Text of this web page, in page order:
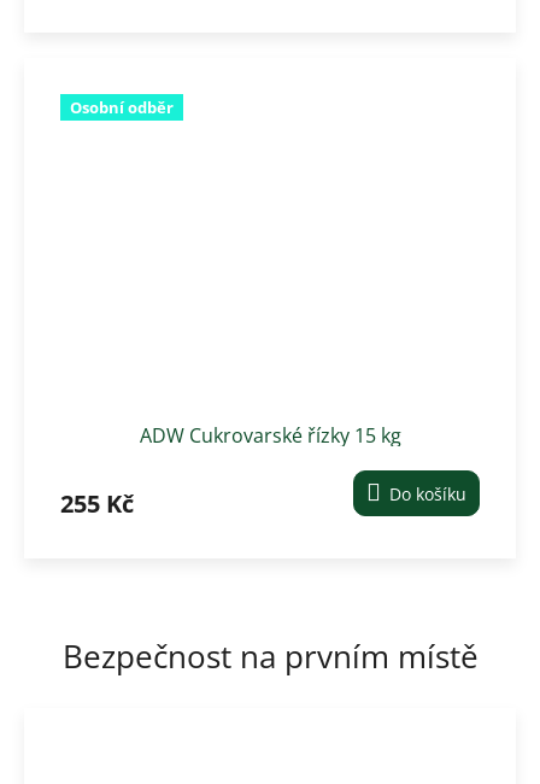
Osobní odběr
ADW Cukrovarské řízky 15 kg
255 Kč Do košíku
Bezpečnost na prvním místě